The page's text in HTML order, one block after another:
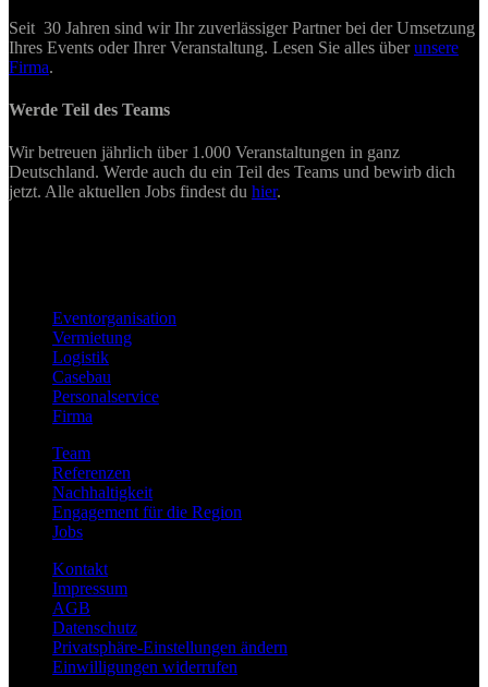
Seit 30 Jahren sind wir Ihr zuverlässiger Partner bei der Umsetzung
Ihres Events oder Ihrer Veranstaltung. Lesen Sie alles überunsere
Firma.
Werde Teil des Teams
Wir betreuen jährlich über 1.000 Veranstaltungen in ganz
Deutschland. Werde auch du ein Teil des Teams und bewirb dich
jetzt. Alle aktuellen Jobs findest du hier.
Eventorganisation
Vermietung
Logistik
Casebau
Personalservice
Firma
Team
Referenzen
Nachhaltigkeit
Engagement für die Region
Jobs
Kontakt
Impressum
AGB
Datenschutz
Privatsphäre-Einstellungen ändern
Einwilligungen widerrufen